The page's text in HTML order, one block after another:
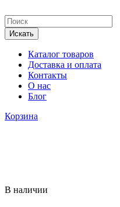
Каталог товаров
Доставка и оплата
Контакты
О нас
Блог
Корзина
В наличии